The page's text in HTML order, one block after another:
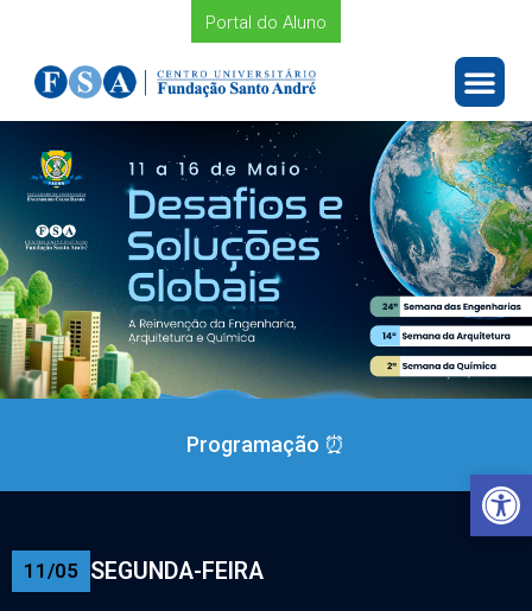
Barra de Ferramentas Aberta
Portal do Aluno
Programação ⏰
11/05 SEGUNDA-FEIRA